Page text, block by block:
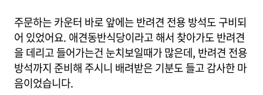
주문하는 카운터 바로 앞에는 반려견 전용 방석도 구비되
어 있었어요. 애견동반식당이라고 해서 찾아가도 반려견
을 데리고 들어가는건 눈치보일때가 많은데, 반려견 전용
방석까지 준비해 주시니 배려받은 기분도 들고 감사한 마
음이었습니다.